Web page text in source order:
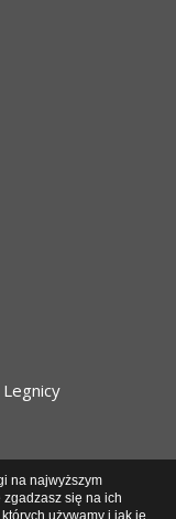
na najwyższym
się na ich
używamy i jak je